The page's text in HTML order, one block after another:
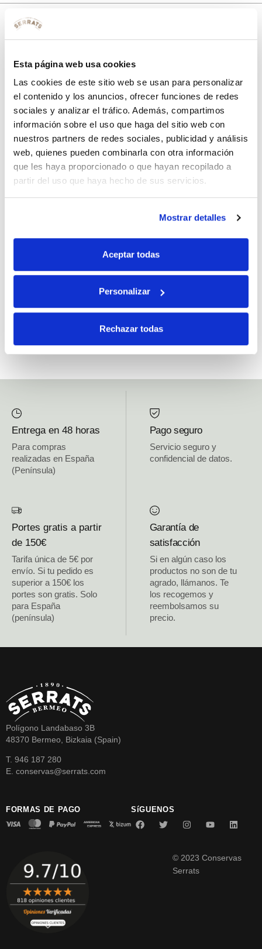
Esta página web usa cookies
Las cookies de este sitio web se usan para personalizar
el contenido y los anuncios, ofrecer funciones de redes
sociales y analizar el tráfico. Además, compartimos
información sobre el uso que haga del sitio web con
nuestros partners de redes sociales, publicidad y análisis
web, quienes pueden combinarla con otra información
que les haya proporcionado o que hayan recopilado a
partir del uso que haya hecho de sus servicios.
Mostrar detalles
Aceptar todas
Personalizar
Rechazar todas
con tu primera compra.
Apúntatea nuestra newsletter para recibir nuestras ofertas
disfruta de
un 10% de descuento en tu primera compra.
Si, he leído y acepto la política de protección de datos.
fines comerciales, legitimación: consentimiento, destinatarios: proveedor de
mensajería online, derechos: Acceder, rectificar y suprimir los datos, así como
otros derechos, como se explica en la información adicional.
Entrega en 48 horas
Para compras
realizadas en España
(Península)
Pago seguro
Servicio seguro y
confidencial de datos.
Portes gratis a partir
de 150€
Tarifa única de 5€ por
envío. Si tu pedido es
superior a 150€ los
portes son gratis. Solo
para España
(península)
Garantía de
satisfacción
Si en algún caso los
productos no son de tu
agrado, llámanos. Te
los recogemos y
reembolsamos su
precio.
Polígono Landabaso 3B
48370 Bermeo, Bizkaia (Spain)
T. 946 187 280
E. conservas@serrats.com
FORMAS DE PAGO SíGUENOS
© 2023 Conservas
Serrats